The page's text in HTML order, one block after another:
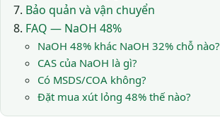
Bảo quản và vận chuyển
FAQ — NaOH 48%
NaOH 48% khác NaOH 32% chỗ nào?
CAS của NaOH là gì?
Có MSDS/COA không?
Đặt mua xút lỏng 48% thế nào?